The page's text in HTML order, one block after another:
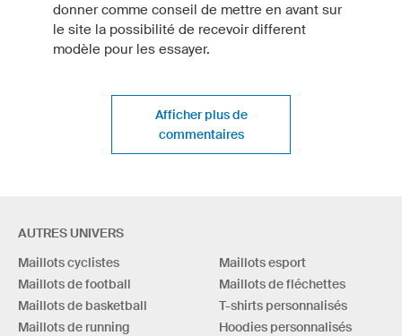
donner comme conseil de mettre en avant sur
le site la possibilité de recevoir different
modèle pour les essayer.
Afficher plus de
commentaires
AUTRES UNIVERS
Maillots cyclistes
Maillots de football
Maillots de basketball
Maillots de running
Maillots esport
Maillots de fléchettes
T-shirts personnalisés
Hoodies personnalisés